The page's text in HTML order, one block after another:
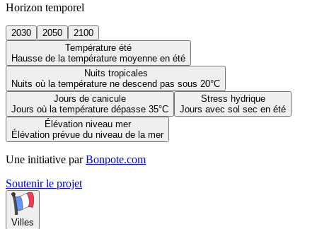
Horizon temporel
2030 2050
2100
Température été
Hausse de la température moyenne en été
Nuits tropicales
Nuits où la température ne descend pas sous 20°C
Jours de canicule
Jours où la température dépasse 35°C
Stress hydrique
Jours avec sol sec en été
Élévation niveau mer
Élévation prévue du niveau de la mer
Une initiative par Bonpote.com
Soutenir le projet
Villes